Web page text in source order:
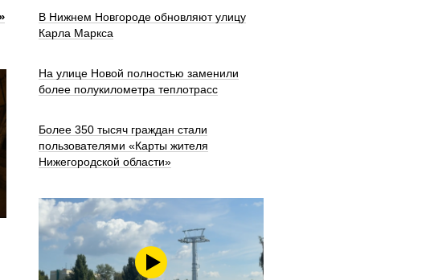
В Нижнем Новгороде обновляют улицу
Карла Маркса
На улице Новой полностью заменили
более полукилометра теплотрасс
Более 350 тысяч граждан стали
пользователями «Карты жителя
Нижегородской области»